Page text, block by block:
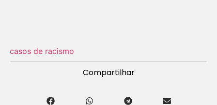
casos de racismo
Compartilhar